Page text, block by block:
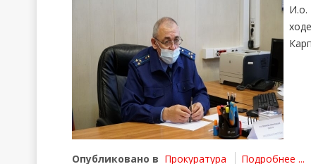
И.о.
Опубликовано в Прокуратура Подробнее ...